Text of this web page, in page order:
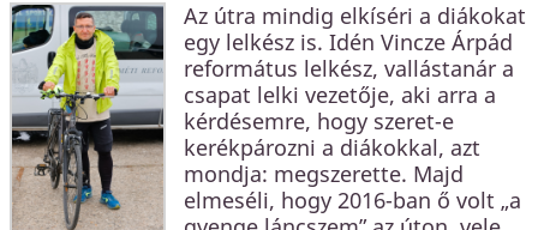
Az útra mindig elkíséri a diákokat
egy lelkész is. Idén Vincze Árpád
református lelkész, vallástanár a
csapat lelki vezetője, aki arra a
kérdésemre, hogy szeret-e
kerékpározni a diákokkal, azt
mondja: megszerette. Majd
elmeséli, hogy 2016-ban ő volt „a